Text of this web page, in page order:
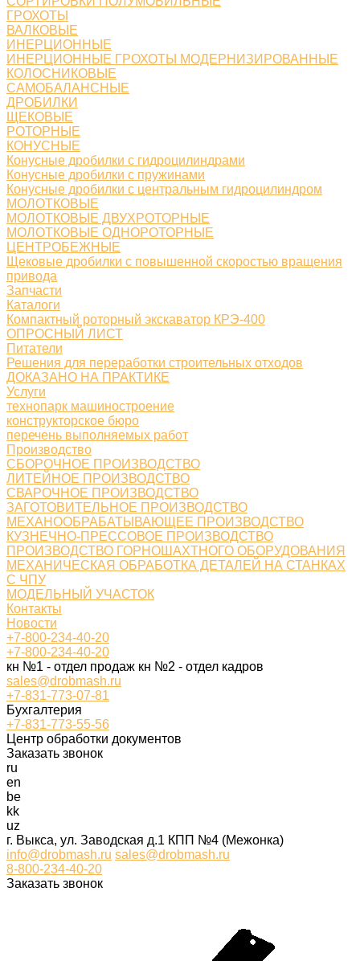
ГРОХОТЫ
ВАЛКОВЫЕ
ИНЕРЦИОННЫЕ
ИНЕРЦИОННЫЕ ГРОХОТЫ МОДЕРНИЗИРОВАННЫЕ
КОЛОСНИКОВЫЕ
САМОБАЛАНСНЫЕ
ДРОБИЛКИ
ЩЕКОВЫЕ
РОТОРНЫЕ
КОНУСНЫЕ
Конусные дробилки с гидроцилиндрами
Конусные дробилки с пружинами
Конусные дробилки с центральным гидроцилиндром
МОЛОТКОВЫЕ
МОЛОТКОВЫЕ ДВУХРОТОРНЫЕ
МОЛОТКОВЫЕ ОДНОРОТОРНЫЕ
ЦЕНТРОБЕЖНЫЕ
Щековые дробилки с повышенной скоростью вращения
привода
Запчасти
Каталоги
Компактный роторный экскаватор КРЭ-400
ОПРОСНЫЙ ЛИСТ
Питатели
Решения для переработки строительных отходов
ДОКАЗАНО НА ПРАКТИКЕ
Услуги
технопарк машиностроение
конструкторское бюро
перечень выполняемых работ
Производство
СБОРОЧНОЕ ПРОИЗВОДСТВО
ЛИТЕЙНОЕ ПРОИЗВОДСТВО
СВАРОЧНОЕ ПРОИЗВОДСТВО
ЗАГОТОВИТЕЛЬНОЕ ПРОИЗВОДСТВО
МЕХАНООБРАБАТЫВАЮЩЕЕ ПРОИЗВОДСТВО
КУЗНЕЧНО-ПРЕССОВОЕ ПРОИЗВОДСТВО
ПРОИЗВОДСТВО ГОРНОШАХТНОГО ОБОРУДОВАНИЯ
МЕХАНИЧЕСКАЯ ОБРАБОТКА ДЕТАЛЕЙ НА СТАНКАХ
С ЧПУ
МОДЕЛЬНЫЙ УЧАСТОК
Контакты
Новости
+7-800-234-40-20
+7-800-234-40-20
кн №1 - отдел продаж кн №2 - отдел кадров
sales@drobmash.ru
+7-831-773-07-81
Бухгалтерия
+7-831-773-55-56
Центр обработки документов
Заказать звонок
ru
en
be
kk
uz
г. Выкса, ул. Заводская д.1 КПП №4 (Межонка)
info@drobmash.ru sales@drobmash.ru
8-800-234-40-20
Заказать звонок